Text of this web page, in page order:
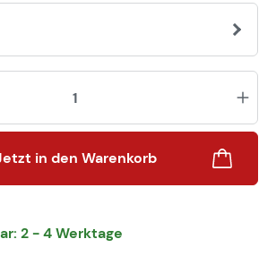
in den Warenkorb
2 - 4 Werktage